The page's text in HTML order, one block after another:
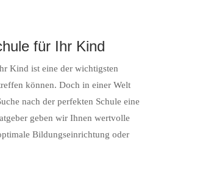
für Ihr Kind
Kind ist eine der wichtigsten
können. Doch in einer Welt
nach der perfekten Schule eine
geben wir Ihnen wertvolle
Bildungseinrichtung oder